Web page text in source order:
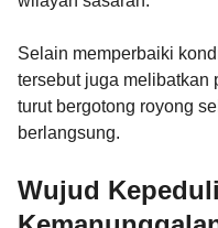
Selain memperbaiki
tersebut juga melibatkan
turut bergotong royong
berlangsung.
Wujud